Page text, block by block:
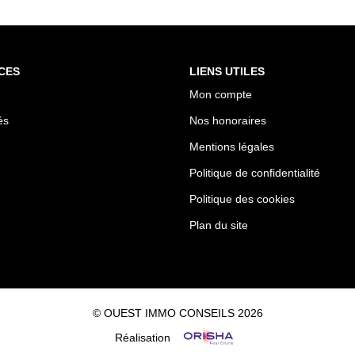
LIENS UTILES
Mon compte
Nos honoraires
Mentions légales
Politique de confidentialité
Politique des cookies
Plan du site
© OUEST IMMO CONSEILS 2026
Réalisation